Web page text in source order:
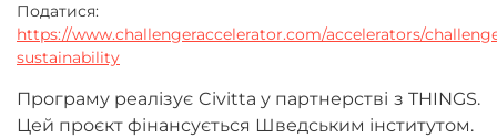
Податися:
https://www.challengeraccelerator.com/accelerators/
sustainability
Програму реалізує Civitta у партнерстві з THINGS.
Цей проєкт фінансується Шведським інститутом.